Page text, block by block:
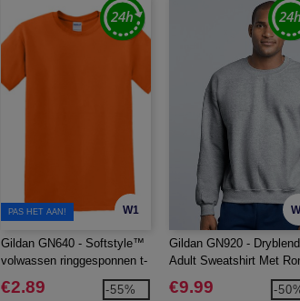
W1
PAS HET AAN!
Gildan GN640 - Softstyle™
volwassen ringgesponnen t-
shirt
€2.89 -55%
Gildan GN920 - Dryblend
Adult Sweatshirt Met
Hals
€9.99 -